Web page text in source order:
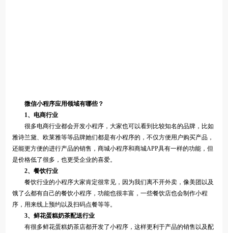
微信小程序应用领域有哪些？
1、电商行业
很多电商行业都会开发小程序，大家也可以看到比较知名的品牌，比如
雅诗兰黛、欧莱雅等等品牌她们都是有小程序的，不仅方便用户购买产品，
还能更方便的进行产品的销售，商城小程序和商城APP具有一样的功能，但
是价格低了很多，也更受企业的喜爱。
2、餐饮行业
餐饮行业的小程序大家肯定很常见，因为我们离不开外卖，像美团以及
饿了么都有自己的餐饮小程序，功能也很丰富，一些餐饮店也会制作小程
序，用来线上预约以及扫码点餐等等。
3、鲜花蛋糕奶茶配送行业
有很多鲜花蛋糕奶茶店都开发了小程序，这样更利于产品的销售以及配